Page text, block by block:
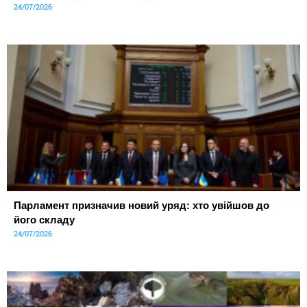
24/07/2026
Парламент призначив новий уряд: хто увійшов до
його складу
24/07/2026